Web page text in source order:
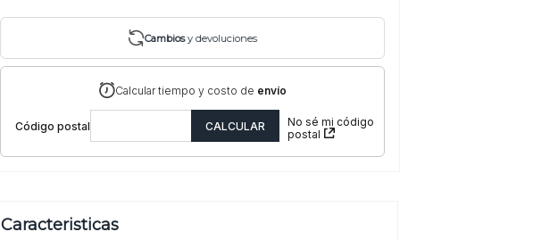
Cambiosy devoluciones
Calcular tiempo y costo de envío
Código postal
No sé mi código
postal
Caracteristicas